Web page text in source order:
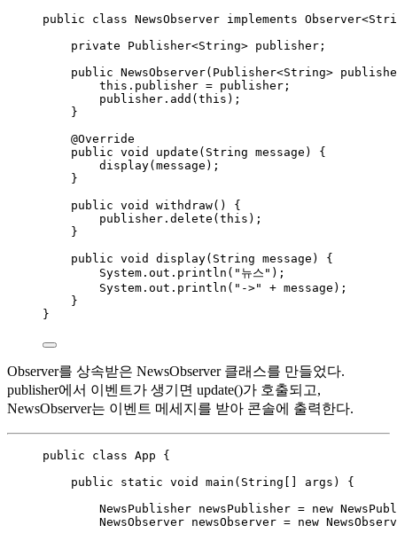
public
class NewsObserver implements Observer<
private
Publisher<String> publisher ;
public NewsObserver( Publisher<String>
this . publisher = publisher;
publisher . add (this ) ;
}
@Override
public void update ( String message )
{
display(message ) ;
}
public void withdraw()
{
publisher . delete (this ) ;
}
public void display( String message )
{
System . out . println ( " 뉴스 " ) ;
System . out . println ( " ->" + message ) ;
}
}
Observer를 상속받은 NewsObserver 클래스를 만들었다.
publisher에서 이벤트가 생기면 update()가 호출되고,
NewsObserver는 이벤트 메세지를 받아 콘솔에 출력한다.
public class App {
public
static void main ( String [] args )
{
NewsPublisher newsPublisher = new
NewsObserver newsObserver = new